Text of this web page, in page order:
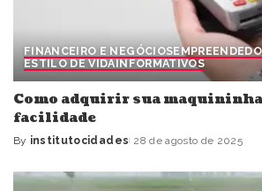
FINANCEIRO E NEGÓCIOS
ESTILO DE VIDAINFORMATIVOS
Como adquirir sua
facilidade
Posted
By institutocidades 28 de agosto de 2025